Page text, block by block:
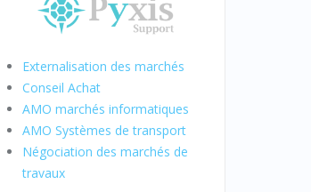
Externalisation des marchés
Conseil Achat
AMO marchés informatiques
AMO Systèmes de transport
Négociation des marchés de
travaux